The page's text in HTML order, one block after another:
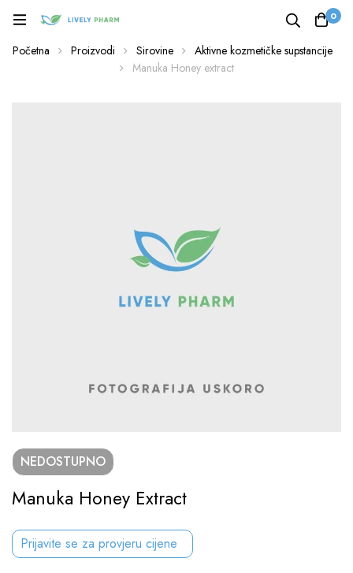
0
Početna Proizvodi Sirovine
Aktivne kozmetičke supstancije
Manuka Honey extract
NEDOSTUPNO
Manuka Honey Extract
Prijavite se za provjeru cijene